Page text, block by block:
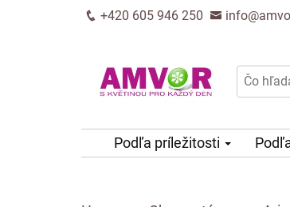
+420 605 946 250
Podľa príležitosti